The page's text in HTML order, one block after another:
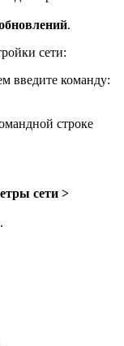
.
сети:
введите команду:
строке
сети >